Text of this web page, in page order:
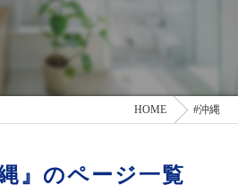
HOME #沖縄
』のページ一覧